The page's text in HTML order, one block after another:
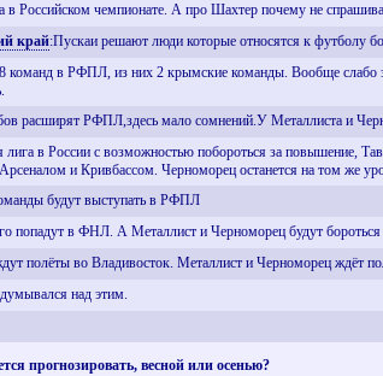
в Российском чемпионате. А про Шахтер почему не
край:Пускаи решают люди которые относятся к футболу
команд в РФПЛ, из них 2 крымские команды. Вообще слабо
расширят РФПЛ,здесь мало сомнений.У Металлиста и
лига в России с возможностью побороться за повышение,
и Кривбассом. Черноморец останется на том же
будут выступать в РФПЛ
попадут в ФНЛ. А Металлист и Черноморец будут
полёты во Владивосток. Металлист и Черноморец ждёт
над этим.
прогнозировать, весной или осенью?